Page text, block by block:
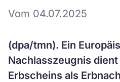
Vom 04.07.2025
(dpa/tmn). Ein
Nachlasszeugnis
Erbscheins als